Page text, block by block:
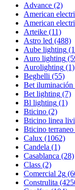
Advance (2)
American
American
Arteike (11)
Astro led (488)
Aube lighting
Auro lighting
Aurolighting (1)
Beghelli (55)
Bet iluminación
Bet lighting (7)
Bl lighting (1)
Bticino (2)
Bticino linea
Bticino terraneo
Calux (1062)
Candela (1)
Casablanca (28)
Class (2)
Comercial 2g
Construlita